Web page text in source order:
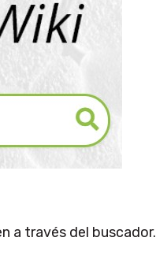
a través del buscador.